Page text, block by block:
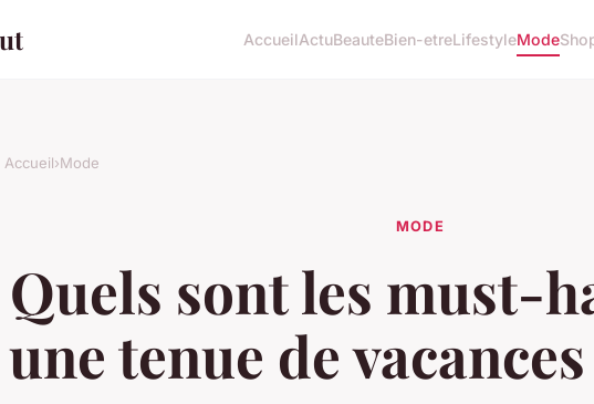
AccueilActuBeauteBien-etreLifestyleMode
Accueil›Mode
MODE
Quels sont les must-
une tenue de